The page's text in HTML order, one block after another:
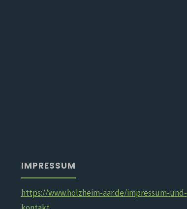
IMPRESSUM
https://www.holzheim-aar.de/impressum-und-